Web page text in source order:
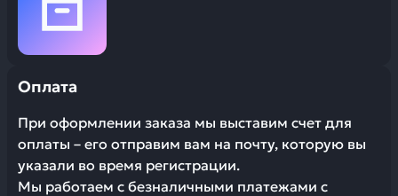
Оплата
При оформлении заказа мы выставим счет для
оплаты – его отправим вам на почту, которую вы
указали во время регистрации.
Мы работаем с безналичными платежами с